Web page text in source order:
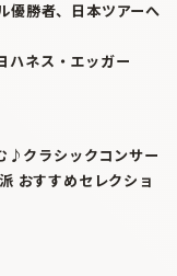
優勝者、日本ツアーへ
ハネス・エッガー
♪クラシックコンサー
おすすめセレクショ